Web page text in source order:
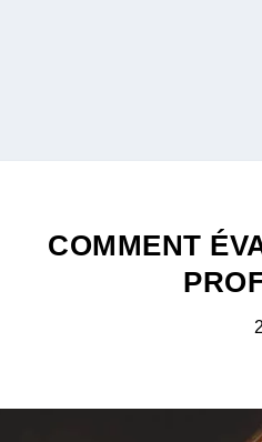
COMMENT